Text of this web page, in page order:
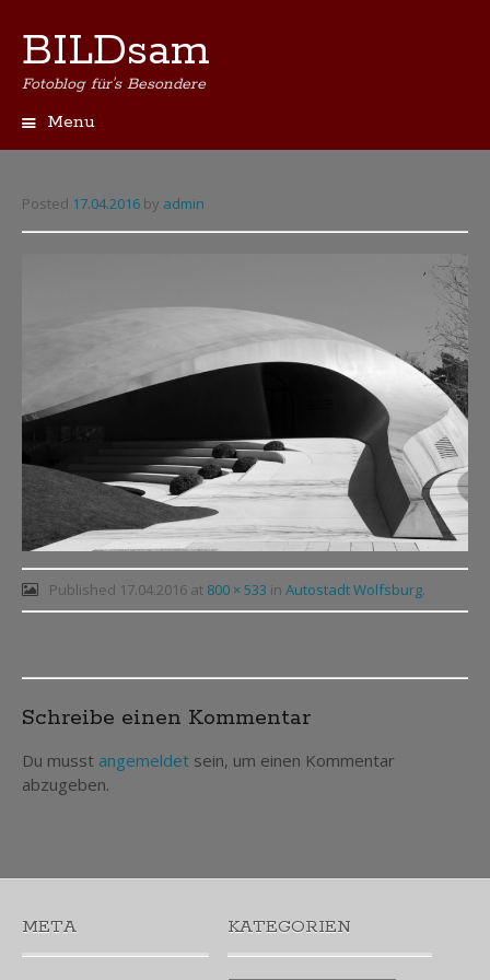
BILDsam
Fotoblog für's Besondere
Menu
Posted 17.04.2016 by admin
Published 17.04.2016at 800 × 533 in Autostadt Wolfsburg.
Post
navigation
Schreibe einen Kommentar
Du musst angemeldet sein, um einen Kommentar
abzugeben.
META KATEGORIEN